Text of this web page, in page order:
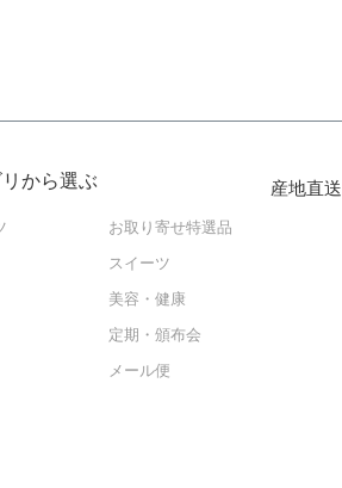
から選ぶ
お取り寄せ特選品
スイーツ
美容・健康
定期・頒布会
メール便
産地直送